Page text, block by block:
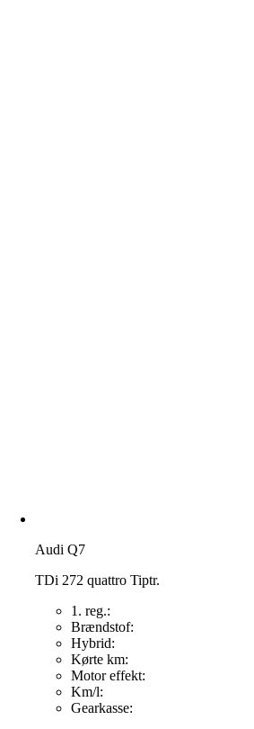
Audi Q7
TDi 272 quattro Tiptr.
1. reg.:
Brændstof:
Hybrid:
Kørte km:
Motor effekt:
Km/l:
Gearkasse: